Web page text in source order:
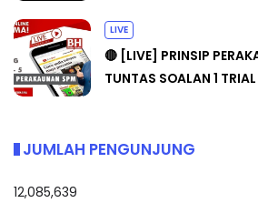
LIVE
🔴 [LIVE] PRINSIP
TUNTAS SOALAN 1
JUMLAH PENGUNJUNG
12,085,639